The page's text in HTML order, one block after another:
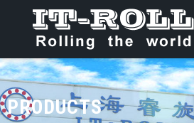
PRODUCTS